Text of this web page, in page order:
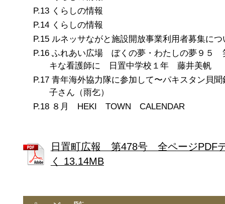
くらしの情報
くらしの情報
ルネッサながと施設開放事業利用者募集につ
ふれあい広場 ぼくの夢・わたしの夢９５
キな看護師に 日置中学校１年 藤井美帆
青年海外協力隊に参加して〜パキスタン貝聞
子さん（雨乞）
８月 HEKI TOWN CALENDAR
日置町広報 第478号 全ページPDF
く 13.14MB